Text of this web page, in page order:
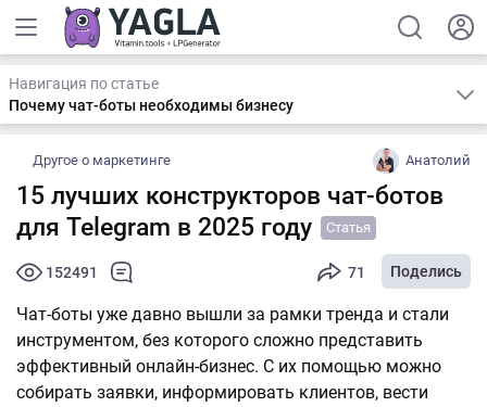
Навигация по статье
Почему чат-боты необходимы бизнесу
Другое о маркетинге Анатолий
15 лучших конструкторов чат-ботов
для Telegram в 2025 году
Статья
152491 71 Поделись
Чат-боты уже давно вышли за рамки тренда и стали
инструментом, без которого сложно представить
эффективный онлайн-бизнес. С их помощью можно
собирать заявки, информировать клиентов, вести